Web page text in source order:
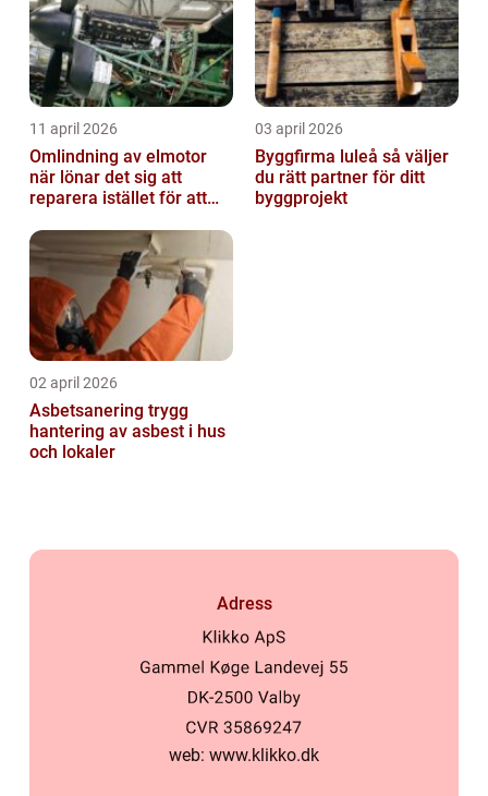
11 april 2026
Omlindning av elmotor
när lönar det sig att
reparera istället för att
03 april 2026
Byggfirma luleå så väljer
du rätt partner för ditt
byggprojekt
02 april 2026
Asbetsanering trygg
hantering av asbest i hus
och lokaler
Adress
web: www.klikko.dk